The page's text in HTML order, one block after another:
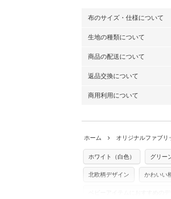
布のサイズ・仕様について
布の長さは50cm単位での
※カットを希望の方は備考
単位でのカットのみ）
生地の種類について
・現在、すべてのデザイ
ーン）・コットンリネン
（キャンバス・11号帆布）
◎ 各生地の詳細を見る
商品の配送について
・ネコポスでの配送は、
ります。
※万が一、検品時に不備が
※土日祝は営業日に含まれ
※配送日のご指定は承れま
返品交換について
・布はご注文後に注文数
ていた色味と違う、など
返品・交換対象の基準につ
商用利用について
た記載も不要です。（製
店及びnunocoto fabricは
※有料型紙（ホームソーイ
型紙は商用利用できませ
ホーム オリジナルファブリ
ホワイト（白色） グリー
北欧柄デザイン かわいい